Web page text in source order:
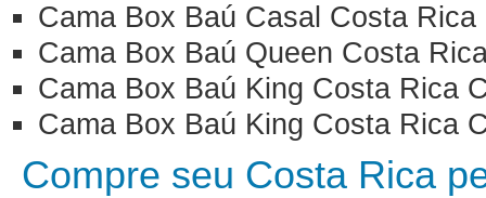
Cama Box Baú Casal Costa
Cama Box Baú Queen Costa
Cama Box Baú King Costa Rica
Cama Box Baú King Costa Rica
Compre seu Costa Rica